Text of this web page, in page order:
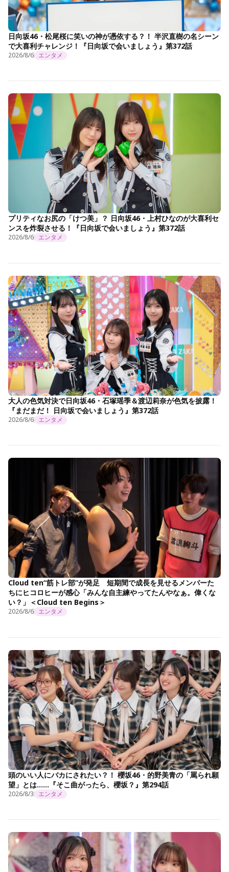
日向坂46・松尾桜に笑いの神が憑依する？！ 半沢直樹の名シーン
で大喜利チャレンジ！『日向坂で会いましょう』第372話
2026/8/6 エンタメ
プリティなお尻の「けつ美」？ 日向坂46・上村ひなのが大喜利セ
ンスを炸裂させる！『日向坂で会いましょう』第372話
2026/8/6 エンタメ
大人の色気対決で日向坂46・石塚瑶季＆渡辺莉奈が色気を披露！
『まだまだ！ 日向坂で会いましょう』第372話
2026/8/6 エンタメ
Cloud ten“筋トレ部”が発足 短期間で成長を見せるメンバーた
ちにヒコロヒーが感心「みんな自主練やってたんやなぁ。偉くな
い？」＜Cloud ten Begins＞
2026/8/6 エンタメ
頭のいい人にバカにされたい？！ 櫻坂46・的野美青の「罵られ願
望」とは……『そこ曲がったら、櫻坂？』第294話
2026/8/3 エンタメ